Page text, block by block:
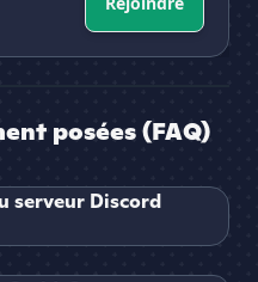
posées (FAQ)
serveur Discord